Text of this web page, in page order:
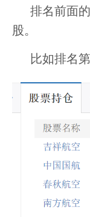
排名前面
股。
比如排名